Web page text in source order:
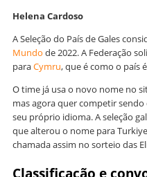
Helena Cardoso
A Seleção do País de Gales
Mundo de 2022. A Federação
paraCymru, que é como o país
O time já usa o novo nome no
mas agora quer competir
seu próprio idioma. A seleção
que alterou o nome para
chamada assim no sorteio das
Classificação e